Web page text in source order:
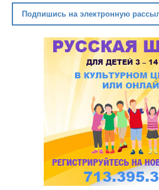
Подпишись на электронную